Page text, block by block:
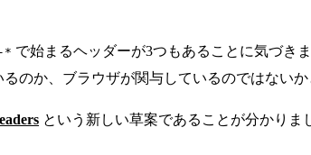
* で始まるヘッダーが3つもあることに気づき
のか、ブラウザが関与しているのではないか
という新しい草案であることが分かりま